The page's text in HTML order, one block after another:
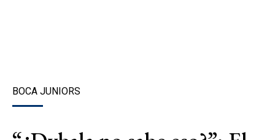
BOCA JUNIORS